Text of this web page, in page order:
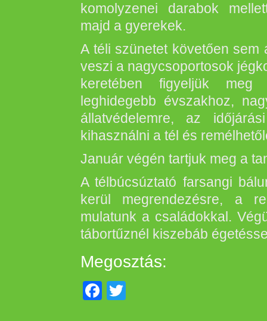
komolyzenei darabok
majd a gyerekek.
A téli szünetet követően sem
veszi a nagycsoportosok
keretében figyeljük meg
leghidegebb évszakhoz,
állatvédelemre, az
kihasználni a tél és
Január végén tartjuk meg a
A télbúcsúztató farsangi
kerül megrendezésre, a
mulatunk a családokkal.
tábortűznél kiszebáb
Megosztás:
Facebook